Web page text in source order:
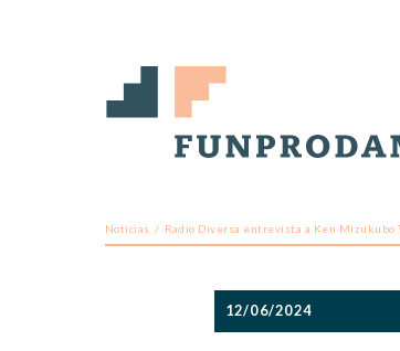
Noticias Radio Diversa entrevista a Ken Mizukubo
12/06/2024